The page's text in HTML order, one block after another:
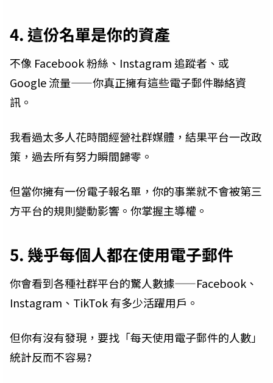
4. 這份名單是你的資產
不像 Facebook 粉絲、Instagram 追蹤者、或
Google 流量——你真正擁有這些電子郵件聯絡資
訊。
我看過太多人花時間經營社群媒體，結果平台一改政
策，過去所有努力瞬間歸零。
但當你擁有一份電子報名單，你的事業就不會被第三
方平台的規則變動影響。你掌握主導權。
5. 幾乎每個人都在使用電子郵件
你會看到各種社群平台的驚人數據——Facebook、
Instagram、TikTok 有多少活躍用戶。
但你有沒有發現，要找「每天使用電子郵件的人數」
統計反而不容易?